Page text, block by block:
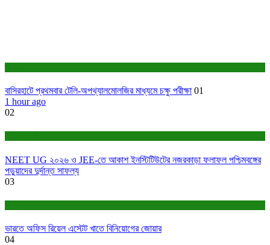
বাসিরহাটে প্রথমবার টেলি-অপথ্যালমোলজির মাধ্যমে চক্ষু পরীক্ষা 01
1 hour ago
02
NEET UG ২০২৬ ও JEE-তে আকাশ ইনস্টিটিউটের নজরকাড়া ফলাফল পশ্চিমবঙ্গের
পড়ুয়াদের দুর্দান্ত সাফল্য
03
ভারতে অফিস রিয়েল এস্টেট খাতে বিনিয়োগের জোয়ার
04